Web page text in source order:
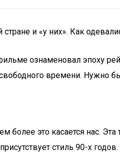
и «у них». Как
ознаменовал эпоху
времени. Нужно
более это касается нас.
стиль 90-х годов.